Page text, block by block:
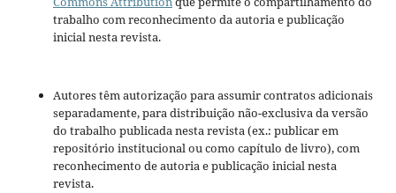
trabalho com reconhecimento da autoria e publicação
inicial nesta revista.
Autores têm autorização para assumir contratos adicionais
separadamente, para distribuição não-exclusiva da versão
do trabalho publicada nesta revista (ex.: publicar em
repositório institucional ou como capítulo de livro), com
reconhecimento de autoria e publicação inicial nesta
revista.